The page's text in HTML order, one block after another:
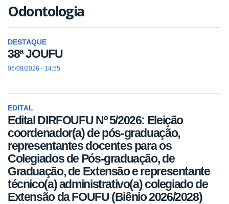
Odontologia
DESTAQUE
38ª JOUFU
06/08/2026 - 14:55
EDITAL
Edital DIRFOUFU Nº 5/2026: Eleição
coordenador(a) de pós-graduação,
representantes docentes para os
Colegiados de Pós-graduação, de
Graduação, de Extensão e representante
técnico(a) administrativo(a) colegiado de
Extensão da FOUFU (Biênio 2026/2028)